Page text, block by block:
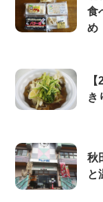
食
め
き
秋
と